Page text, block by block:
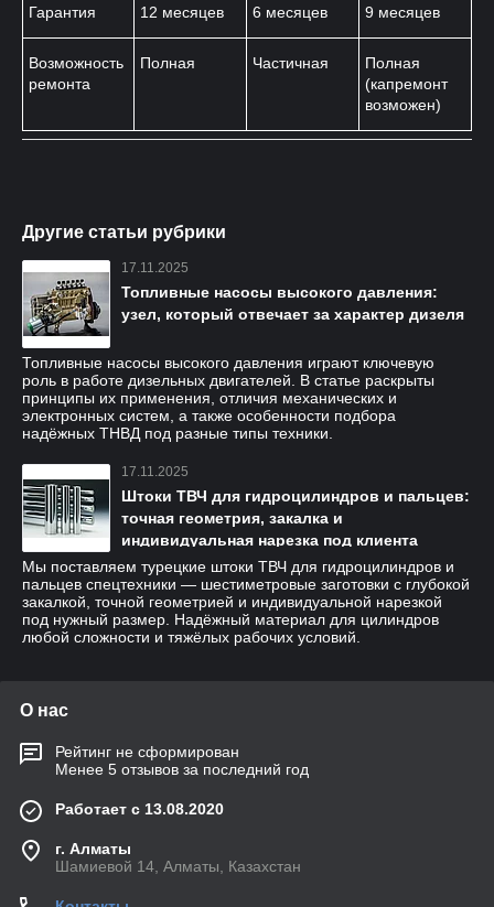
Гарантия 12 месяцев 6 месяцев 9 месяцев
Возможность
ремонта
Полная Частичная
Полная
(капремонт
возможен)
Другие статьи рубрики
17.11.2025
Топливные насосы высокого давления:
узел, который отвечает за характер дизеля
Топливные насосы высокого давления играют ключевую
роль в работе дизельных двигателей. В статье раскрыты
принципы их применения, отличия механических и
электронных систем, а также особенности подбора
надёжных ТНВД под разные типы техники.
17.11.2025
Штоки ТВЧ для гидроцилиндров и пальцев:
точная геометрия, закалка и
индивидуальная нарезка под клиента
Мы поставляем турецкие штоки ТВЧ для гидроцилиндров и
пальцев спецтехники — шестиметровые заготовки с глубокой
закалкой, точной геометрией и индивидуальной нарезкой
под нужный размер. Надёжный материал для цилиндров
любой сложности и тяжёлых рабочих условий.
О нас
Рейтинг не сформирован
Менее 5 отзывов за последний год
Работает с 13.08.2020
г. Алматы
Шамиевой 14, Алматы, Казахстан